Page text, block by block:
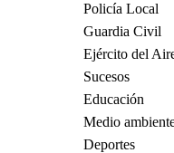
Policía Local
Guardia Civil
Ejército del
Sucesos
Educación
Medio
Deportes